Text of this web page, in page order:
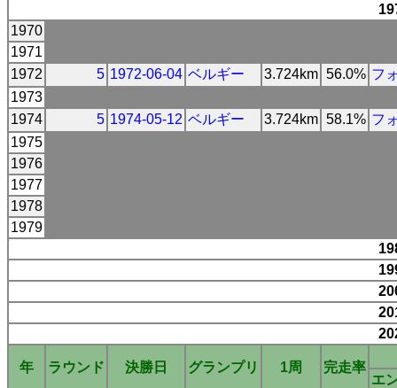
1970
1971
1972
5 1972-06-04 ベルギー 3.724km 56.0% フ
1973
1974
5 1974-05-12 ベルギー 3.724km 58.1% フ
1975
1976
1977
1978
1979
年 ラウンド 決勝日 グランプリ 1周
完走率
エ